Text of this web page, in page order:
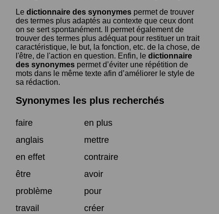
Le dictionnaire des synonymes permet de trouver
des termes plus adaptés au contexte que ceux dont
on se sert spontanément. Il permet également de
trouver des termes plus adéquat pour restituer un trait
caractéristique, le but, la fonction, etc. de la chose, de
l'être, de l'action en question. Enfin, le dictionnaire
des synonymes permet d’éviter une répétition de
mots dans le même texte afin d’améliorer le style de
sa rédaction.
Synonymes les plus recherchés
faire
en plus
anglais
mettre
en effet
contraire
être
avoir
problème
pour
travail
créer